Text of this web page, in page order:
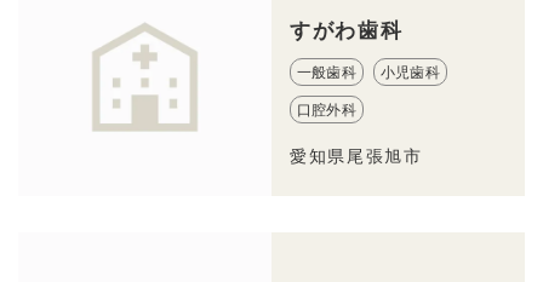
すがわ歯科
一般歯科 小児歯科
口腔外科
愛知県尾張旭市